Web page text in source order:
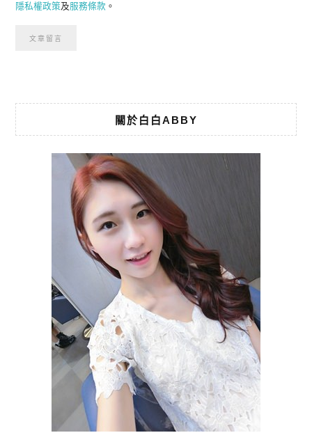
隱私權政策及服務條款 。
關於白白ABBY